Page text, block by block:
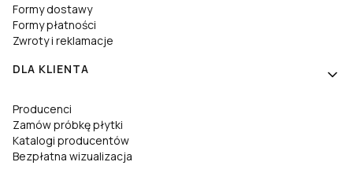
Formy dostawy
Formy płatności
Zwroty i reklamacje
DLA KLIENTA
Producenci
Zamów próbkę płytki
Katalogi producentów
Bezpłatna wizualizacja